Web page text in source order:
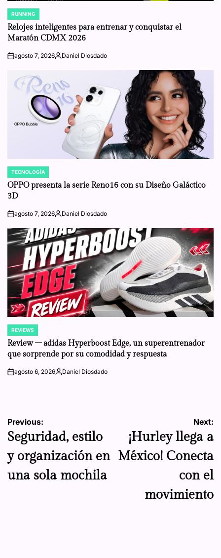
POSTED
IN
RUNNING
Relojes inteligentes para entrenar y conquistar el
Maratón CDMX 2026
onagosto 7, 2026Posted
Daniel Diosdado
POSTED
IN
TECNOLOGÍA
OPPO presenta la serie Reno16 con su Diseño Galáctico
3D
onagosto 7, 2026Posted
Daniel Diosdado
POSTED
IN
REVIEWS
Review – adidas Hyperboost Edge, un superentrenador
que sorprende por su comodidad y respuesta
onagosto 6, 2026Posted
Daniel Diosdado
Navegación
de
entradas
Previous:
Seguridad, estilo
y organización en
una sola mochila
Next:
¡Hurley llega a
México! Conecta
con el
movimiento